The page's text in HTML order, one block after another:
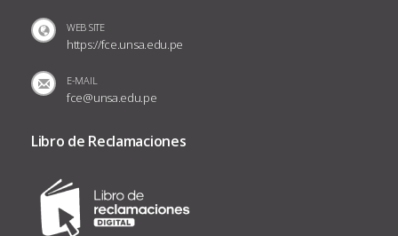
WEB SITE
https://fce.unsa.edu.pe
E-MAIL
fce@unsa.edu.pe
Libro de Reclamaciones